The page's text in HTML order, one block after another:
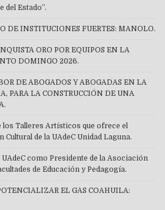
del Estado”.
DE INSTITUCIONES FUERTES: MANOLO.
ORO POR EQUIPOS EN LA
DOMINGO 2026.
DE ABOGADOS Y ABOGADAS EN LA
PARA LA CONSTRUCCIÓN DE UNA
Talleres Artísticos que ofrece el
de la UAdeC Unidad Laguna.
como Presidente de la Asociación
de Educación y Pedagogía.
EL GAS COAHUILA: